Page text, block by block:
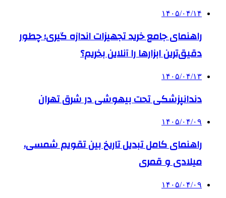
۱۴۰۵/۰۴/۱۴
راهنمای جامع خرید تجهیزات اندازه گیری؛ چطور
دقیق‌ترین ابزارها را آنلاین بخریم؟
۱۴۰۵/۰۴/۱۳
دندانپزشکی تحت بیهوشی در شرق تهران
۱۴۰۵/۰۴/۰۹
راهنمای کامل تبدیل تاریخ بین تقویم شمسی،
میلادی و قمری
۱۴۰۵/۰۴/۰۹